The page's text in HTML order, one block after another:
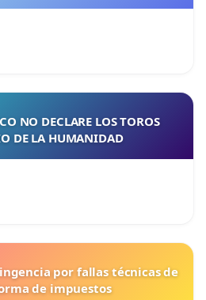
NO DECLARE LOS TOROS
DE LA HUMANIDAD
por fallas técnicas de
de impuestos